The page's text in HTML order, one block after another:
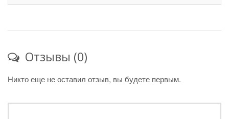
Отзывы (0)
Никто еще не оставил отзыв, вы будете первым.